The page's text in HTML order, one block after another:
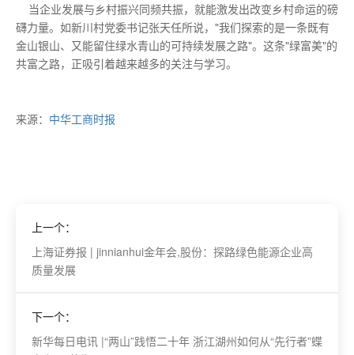
当企业发展与乡村振兴同频共振，就能激发出改变乡村命运的磅
礴力量。如新川村党委书记张天任所说，"我们探索的是一条既有
金山银山、又能留住绿水青山的可持续发展之路"。这条"绿富美"的
共富之路，正吸引着越来越多的关注与学习。
来源： 中华工商时报
上一个：
上海证券报 | jinnianhui金年会,股份：探路绿色能源企业高
质量发展
下一个：
新华每日电讯 |“两山”践悟二十年 浙江湖州如何从“先行者”蝶